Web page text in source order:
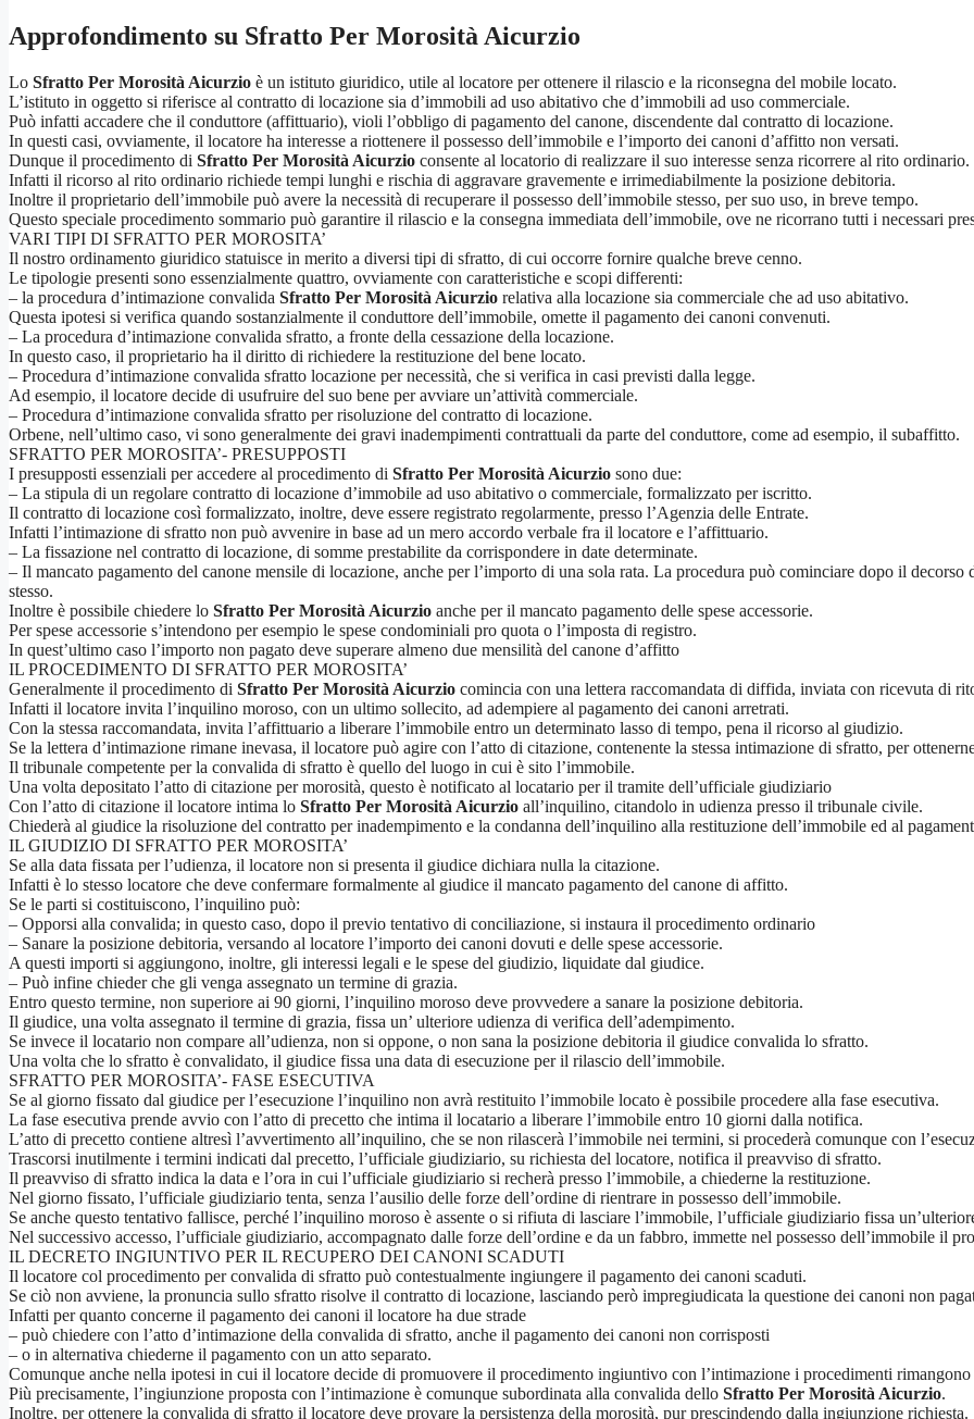
Approfondimento su Sfratto Per Morosità Aicurzio
Lo Sfratto Per Morosità Aicurzio è un istituto giuridico, utile al locatore per ottenere il rilascio e la riconsegna del mobile locato.
L’istituto in oggetto si riferisce al contratto di locazione sia d’immobili ad uso abitativo che d’immobili ad uso commerciale.
Può infatti accadere che il conduttore (affittuario), violi l’obbligo di pagamento del canone, discendente dal contratto di locazione.
In questi casi, ovviamente, il locatore ha interesse a riottenere il possesso dell’immobile e l’importo dei canoni d’affitto non versati.
Dunque il procedimento di Sfratto Per Morosità Aicurzio consente al locatorio di realizzare il suo interesse senza ricorrere al rito ordinario.
Infatti il ricorso al rito ordinario richiede tempi lunghi e rischia di aggravare gravemente e irrimediabilmente la posizione debitoria.
Inoltre il proprietario dell’immobile può avere la necessità di recuperare il possesso dell’immobile stesso, per suo uso, in breve tempo.
Questo speciale procedimento sommario può garantire il rilascio e la consegna immediata dell’immobile, ove ne ricorrano tutti i necessari
VARI TIPI DI SFRATTO PER MOROSITA’
Il nostro ordinamento giuridico statuisce in merito a diversi tipi di sfratto, di cui occorre fornire qualche breve cenno.
Le tipologie presenti sono essenzialmente quattro, ovviamente con caratteristiche e scopi differenti:
– la procedura d’intimazione convalida Sfratto Per Morosità Aicurzio relativa alla locazione sia commerciale che ad uso abitativo.
Questa ipotesi si verifica quando sostanzialmente il conduttore dell’immobile, omette il pagamento dei canoni convenuti.
– La procedura d’intimazione convalida sfratto, a fronte della cessazione della locazione.
In questo caso, il proprietario ha il diritto di richiedere la restituzione del bene locato.
– Procedura d’intimazione convalida sfratto locazione per necessità, che si verifica in casi previsti dalla legge.
Ad esempio, il locatore decide di usufruire del suo bene per avviare un’attività commerciale.
– Procedura d’intimazione convalida sfratto per risoluzione del contratto di locazione.
Orbene, nell’ultimo caso, vi sono generalmente dei gravi inadempimenti contrattuali da parte del conduttore, come ad esempio, il subaffitto.
SFRATTO PER MOROSITA’- PRESUPPOSTI
I presupposti essenziali per accedere al procedimento di Sfratto Per Morosità Aicurzio sono due:
– La stipula di un regolare contratto di locazione d’immobile ad uso abitativo o commerciale, formalizzato per iscritto.
Il contratto di locazione così formalizzato, inoltre, deve essere registrato regolarmente, presso l’Agenzia delle Entrate.
Infatti l’intimazione di sfratto non può avvenire in base ad un mero accordo verbale fra il locatore e l’affittuario.
– La fissazione nel contratto di locazione, di somme prestabilite da corrispondere in date determinate.
– Il mancato pagamento del canone mensile di locazione, anche per l’importo di una sola rata. La procedura può cominciare dopo il
stesso.
Inoltre è possibile chiedere lo Sfratto Per Morosità Aicurzio anche per il mancato pagamento delle spese accessorie.
Per spese accessorie s’intendono per esempio le spese condominiali pro quota o l’imposta di registro.
In quest’ultimo caso l’importo non pagato deve superare almeno due mensilità del canone d’affitto
IL PROCEDIMENTO DI SFRATTO PER MOROSITA’
Generalmente il procedimento di Sfratto Per Morosità Aicurzio comincia con una lettera raccomandata di diffida, inviata con ricevuta di
Infatti il locatore invita l’inquilino moroso, con un ultimo sollecito, ad adempiere al pagamento dei canoni arretrati.
Con la stessa raccomandata, invita l’affittuario a liberare l’immobile entro un determinato lasso di tempo, pena il ricorso al giudizio.
Se la lettera d’intimazione rimane inevasa, il locatore può agire con l’atto di citazione, contenente la stessa intimazione di sfratto, per
Il tribunale competente per la convalida di sfratto è quello del luogo in cui è sito l’immobile.
Una volta depositato l’atto di citazione per morosità, questo è notificato al locatario per il tramite dell’ufficiale giudiziario
Con l’atto di citazione il locatore intima lo Sfratto Per Morosità Aicurzio all’inquilino, citandolo in udienza presso il tribunale civile.
Chiederà al giudice la risoluzione del contratto per inadempimento e la condanna dell’inquilino alla restituzione dell’immobile ed al
IL GIUDIZIO DI SFRATTO PER MOROSITA’
Se alla data fissata per l’udienza, il locatore non si presenta il giudice dichiara nulla la citazione.
Infatti è lo stesso locatore che deve confermare formalmente al giudice il mancato pagamento del canone di affitto.
Se le parti si costituiscono, l’inquilino può:
– Opporsi alla convalida; in questo caso, dopo il previo tentativo di conciliazione, si instaura il procedimento ordinario
– Sanare la posizione debitoria, versando al locatore l’importo dei canoni dovuti e delle spese accessorie.
A questi importi si aggiungono, inoltre, gli interessi legali e le spese del giudizio, liquidate dal giudice.
– Può infine chieder che gli venga assegnato un termine di grazia.
Entro questo termine, non superiore ai 90 giorni, l’inquilino moroso deve provvedere a sanare la posizione debitoria.
Il giudice, una volta assegnato il termine di grazia, fissa un’ ulteriore udienza di verifica dell’adempimento.
Se invece il locatario non compare all’udienza, non si oppone, o non sana la posizione debitoria il giudice convalida lo sfratto.
Una volta che lo sfratto è convalidato, il giudice fissa una data di esecuzione per il rilascio dell’immobile.
SFRATTO PER MOROSITA’- FASE ESECUTIVA
Se al giorno fissato dal giudice per l’esecuzione l’inquilino non avrà restituito l’immobile locato è possibile procedere alla fase esecutiva.
La fase esecutiva prende avvio con l’atto di precetto che intima il locatario a liberare l’immobile entro 10 giorni dalla notifica.
L’atto di precetto contiene altresì l’avvertimento all’inquilino, che se non rilascerà l’immobile nei termini, si procederà comunque con
Trascorsi inutilmente i termini indicati dal precetto, l’ufficiale giudiziario, su richiesta del locatore, notifica il preavviso di sfratto.
Il preavviso di sfratto indica la data e l’ora in cui l’ufficiale giudiziario si recherà presso l’immobile, a chiederne la restituzione.
Nel giorno fissato, l’ufficiale giudiziario tenta, senza l’ausilio delle forze dell’ordine di rientrare in possesso dell’immobile.
Se anche questo tentativo fallisce, perché l’inquilino moroso è assente o si rifiuta di lasciare l’immobile, l’ufficiale giudiziario fissa
Nel successivo accesso, l’ufficiale giudiziario, accompagnato dalle forze dell’ordine e da un fabbro, immette nel possesso dell’immobile il
IL DECRETO INGIUNTIVO PER IL RECUPERO DEI CANONI SCADUTI
Il locatore col procedimento per convalida di sfratto può contestualmente ingiungere il pagamento dei canoni scaduti.
Se ciò non avviene, la pronuncia sullo sfratto risolve il contratto di locazione, lasciando però impregiudicata la questione dei canoni non
Infatti per quanto concerne il pagamento dei canoni il locatore ha due strade
– può chiedere con l’atto d’intimazione della convalida di sfratto, anche il pagamento dei canoni non corrisposti
– o in alternativa chiederne il pagamento con un atto separato.
Comunque anche nella ipotesi in cui il locatore decide di promuovere il procedimento ingiuntivo con l’intimazione i procedimenti
Più precisamente, l’ingiunzione proposta con l’intimazione è comunque subordinata alla convalida dello Sfratto Per Morosità Aicurzio.
Inoltre, per ottenere la convalida di sfratto il locatore deve provare la persistenza della morosità, pur prescindendo dalla ingiunzione richiesta.